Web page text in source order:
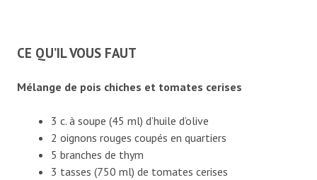
CE QU’IL VOUS FAUT
Mélange de pois chiches et tomates cerises
3 c. à soupe (45 ml) d’huile d’olive
2 oignons rouges coupés en quartiers
5 branches de thym
3 tasses (750 ml) de tomates cerises